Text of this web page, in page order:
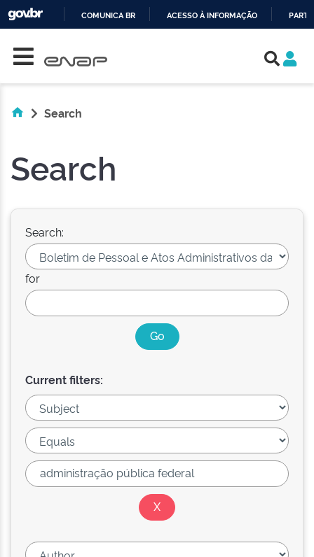
COMUNICA BR ACESSO À INFORMAÇÃO
Search
Search
Search:
for
Current filters: